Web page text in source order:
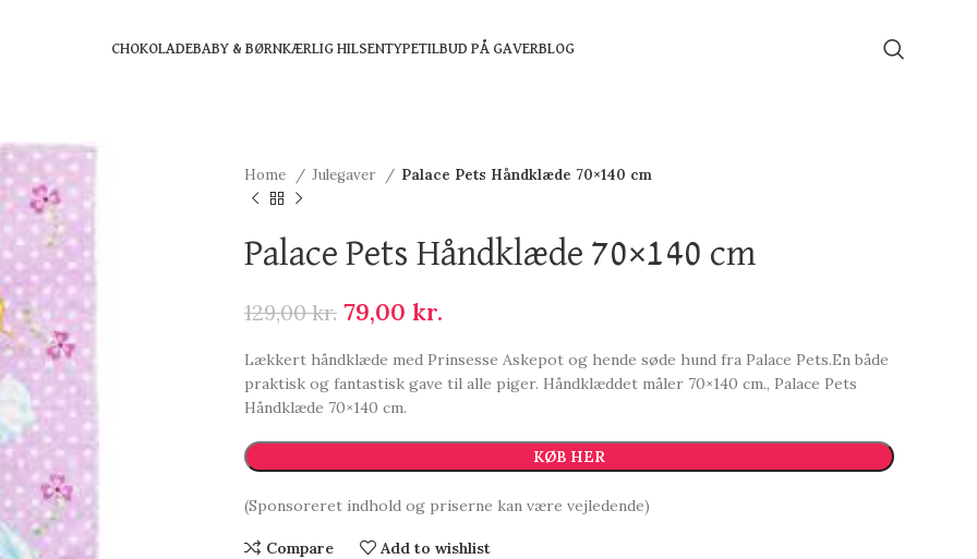
CHOKOLADEBABY & BØRNKÆRLIG HILSENTYPETILBUD PÅ GAVERBLOG
Home Julegaver Palace Pets Håndklæde 70×140 cm
Palace Pets Håndklæde 70×140 cm
129,00kr. 79,00 kr.
Lækkert håndklæde med Prinsesse Askepot og hende søde hund fra Palace Pets.En både
praktisk og fantastisk gave til alle piger. Håndklæddet måler 70×140 cm., Palace Pets
Håndklæde 70×140 cm.
KØB HER
(Sponsoreret indhold og priserne kan være vejledende)
Compare Add to wishlist